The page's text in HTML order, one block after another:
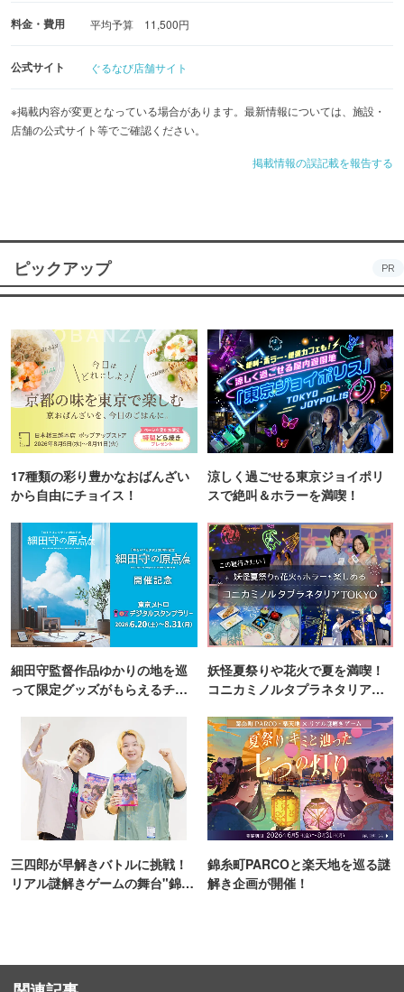
料金・費用 平均予算 11,500円
公式サイト ぐるなび店舗サイト
※掲載内容が変更となっている場合があります。最新情報については、施設・
店舗の公式サイト等でご確認ください。
掲載情報の誤記載を報告する
ピックアップ PR
17種類の彩り豊かなおばんざい
から自由にチョイス！
涼しく過ごせる東京ジョイポリ
スで絶叫＆ホラーを満喫！
細田守監督作品ゆかりの地を巡
って限定グッズがもらえるチャ
妖怪夏祭りや花火で夏を満喫！
コニカミノルタプラネタリア
三四郎が早解きバトルに挑戦！
リアル謎解きゲームの舞台"錦糸
錦糸町PARCOと楽天地を巡る謎
解き企画が開催！